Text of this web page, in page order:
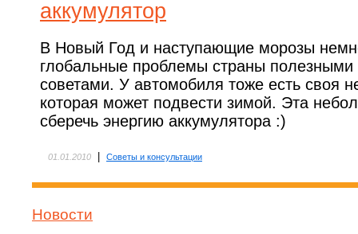
аккумулятор
В Новый Год и наступающие морозы
глобальные проблемы страны полезными
советами. У автомобиля тоже есть своя
которая может подвести зимой. Эта
сберечь энергию аккумулятора :)
01.01.2010 Советы и консультации
Новости